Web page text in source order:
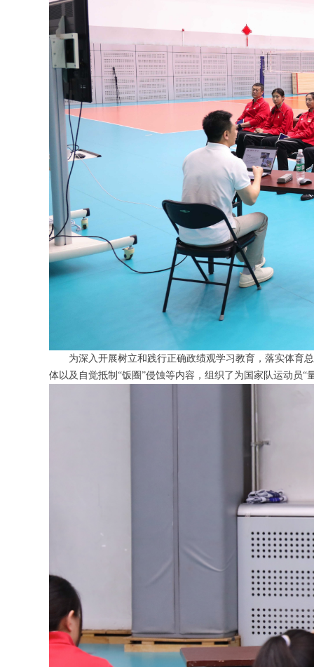
为深入开展树立和践行正确政绩观学习教育，落实体育
体以及自觉抵制“饭圈”侵蚀等内容，组织了为国家队运动员“